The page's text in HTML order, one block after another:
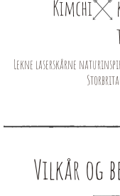
Kimchi​
Lekne laserskårne
Vilkår og